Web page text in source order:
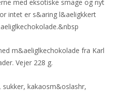
med eksotiske smage og nyt
intet er s&aring l&aeligkkert
m&aeliglkechokolade fra Karl
Vejer 228 g.
sukker, kakaosm&oslashr,